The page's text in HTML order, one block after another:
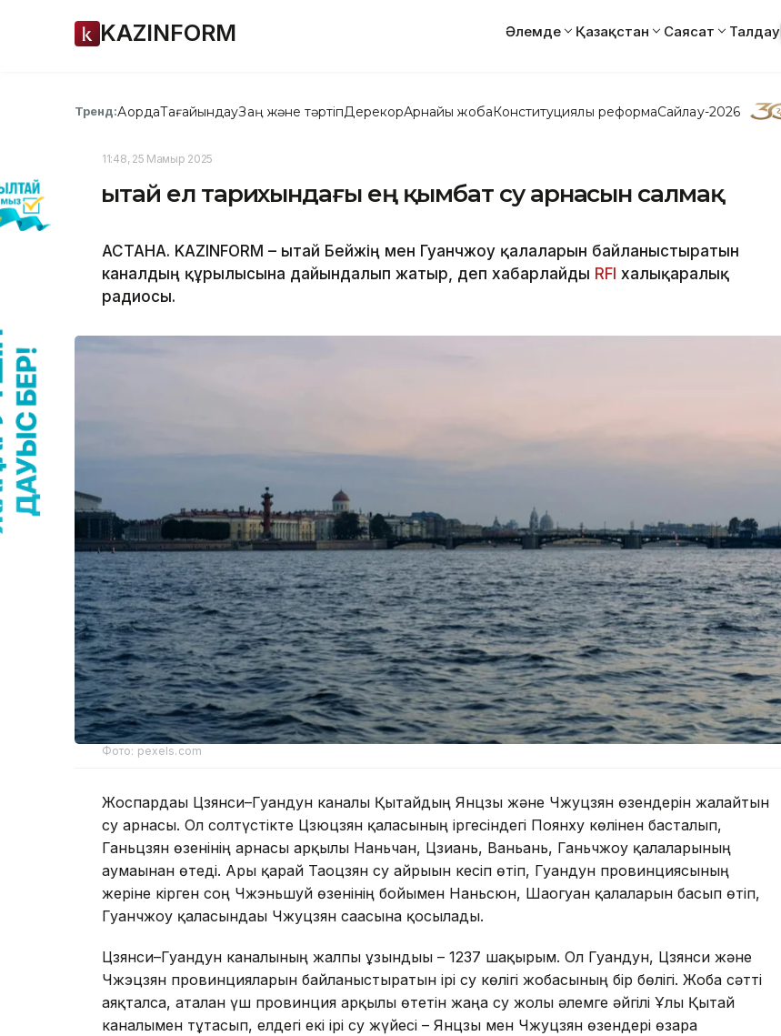
KAZINFORM Әлемде Қазақстан Саясат Талдау
Тренд:АқордаТағайындауЗаң және тәртіпДерекқорАрнайы жобаКонституциялық реформаСайлау-2026
11:48, 25 Мамыр 2025
Қытай ел тарихындағы ең қымбат су арнасын салмақ
АСТАНА. KAZINFORM – Қытай Бейжің мен Гуанчжоу қалаларын байланыстыратын
каналдың құрылысына дайындалып жатыр, деп хабарлайды RFI халықаралық
радиосы.
Фото: pexels.com
Жоспардағы Цзянси–Гуандун каналы Қытайдың Янцзы және Чжуцзян өзендерін жалғайтын
су арнасы. Ол солтүстікте Цзюцзян қаласының іргесіндегі Поянху көлінен басталып,
Ганьцзян өзенінің арнасы арқылы Наньчан, Цзиань, Ваньань, Ганьчжоу қалаларының
аумағынан өтеді. Ары қарай Таоцзян су айрығын кесіп өтіп, Гуандун провинциясының
жеріне кірген соң Чжэньшуй өзенінің бойымен Наньсюн, Шаогуан қалаларын басып өтіп,
Гуанчжоу қаласындағы Чжуцзян сағасына қосылады.
Цзянси–Гуандун каналының жалпы ұзындығы – 1237 шақырым. Ол Гуандун, Цзянси және
Чжэцзян провинцияларын байланыстыратын ірі су көлігі жобасының бір бөлігі. Жоба сәтті
аяқталса, аталған үш провинция арқылы өтетін жаңа су жолы әлемге әйгілі Ұлы Қытай
каналымен тұтасып, елдегі екі ірі су жүйесі – Янцзы мен Чжуцзян өзендері өзара